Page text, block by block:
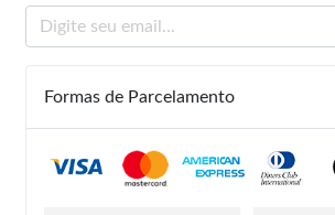
Formas de Parcelamento